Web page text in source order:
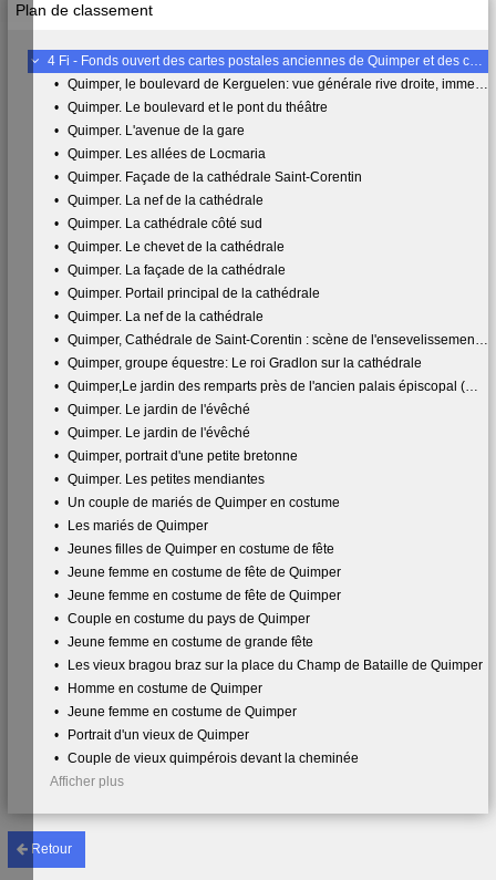
Retour
Plan de classement
4 Fi - Fonds ouvert des cartes postales anciennes de Quimper et des communes du périmètre de l'agglomération
•
Quimper, le boulevard de Kerguelen: vue générale rive droite, immeuble Ty Kodac
•
Quimper. Le boulevard et le pont du théâtre
•
Quimper. L'avenue de la gare
•
Quimper. Les allées de Locmaria
•
Quimper. Façade de la cathédrale Saint-Corentin
•
Quimper. La nef de la cathédrale
•
Quimper. La cathédrale côté sud
•
Quimper. Le chevet de la cathédrale
•
Quimper. La façade de la cathédrale
•
Quimper. Portail principal de la cathédrale
•
Quimper. La nef de la cathédrale
•
Quimper, Cathédrale de Saint-Corentin : scène de l'ensevelissement du Christ
•
Quimper, groupe équestre: Le roi Gradlon sur la cathédrale
•
Quimper,Le jardin des remparts près de l'ancien palais épiscopal (musée départemental breton) (dit aussi jardin des vieux)
•
Quimper. Le jardin de l'évêché
•
Quimper. Le jardin de l'évêché
•
Quimper, portrait d'une petite bretonne
•
Quimper. Les petites mendiantes
•
Un couple de mariés de Quimper en costume
•
Les mariés de Quimper
•
Jeunes filles de Quimper en costume de fête
•
Jeune femme en costume de fête de Quimper
•
Jeune femme en costume de fête de Quimper
•
Couple en costume du pays de Quimper
•
Jeune femme en costume de grande fête
•
Les vieux bragou braz sur la place du Champ de Bataille de Quimper
•
Homme en costume de Quimper
•
Jeune femme en costume de Quimper
•
Portrait d'un vieux de Quimper
•
Couple de vieux quimpérois devant la cheminée
Afficher plus